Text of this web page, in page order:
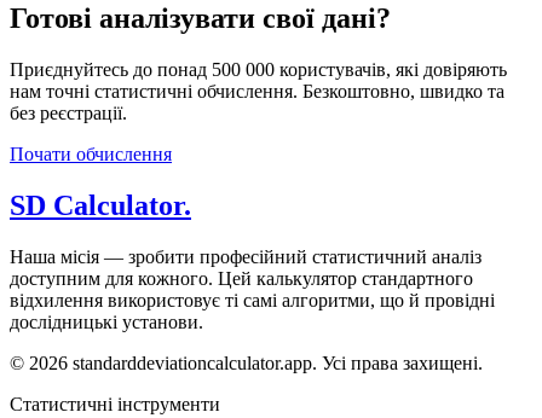
Готові аналізувати свої дані?
Приєднуйтесь до понад 500 000 користувачів, які довіряють
нам точні статистичні обчислення. Безкоштовно, швидко та
без реєстрації.
Почати обчислення
SD Calculator.
Наша місія — зробити професійний статистичний аналіз
доступним для кожного. Цей калькулятор стандартного
відхилення використовує ті самі алгоритми, що й провідні
дослідницькі установи.
© 2026 standarddeviationcalculator.app. Усі права захищені.
Статистичні інструменти